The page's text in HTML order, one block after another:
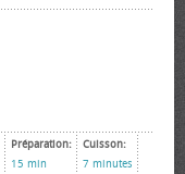
Préparation:
15 min
Cuisson:
7 minutes